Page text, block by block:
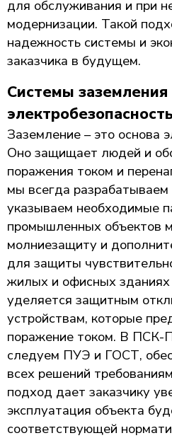
для обслуживания и при
модернизации. Такой
надежность системы и
заказчика в будущем.
Системы заземления
Заземление – это основа
Оно защищает людей и
поражения током и
мы всегда
указываем необходимые
промышленных объектов
молниезащиту и
для защиты
жилых и офисных зданиях
уделяется защитным
устройствам, которые
поражение током. В ПСК-
следуем ПУЭ и ГОСТ,
всех решений
подход дает заказчику
эксплуатация объекта
соответствующей